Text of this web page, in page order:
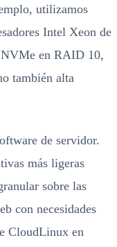
utilizamos
Intel Xeon de
en RAID 10,
también alta
de servidor.
más ligeras
sobre las
con necesidades
CloudLinux en